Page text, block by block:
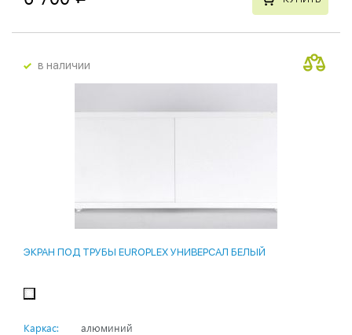
в наличии
ЭКРАН ПОД ТРУБЫ EUROPLEX УНИВЕРСАЛ БЕЛЫЙ
Каркас:
алюминий